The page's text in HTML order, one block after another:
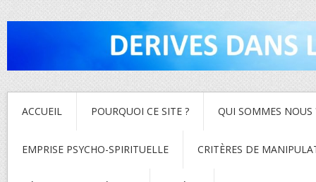
ACCUEIL POURQUOI CE SITE ? QUI SOMMES NOUS
EMPRISE PSYCHO-SPIRITUELLE CRITÈRES DE